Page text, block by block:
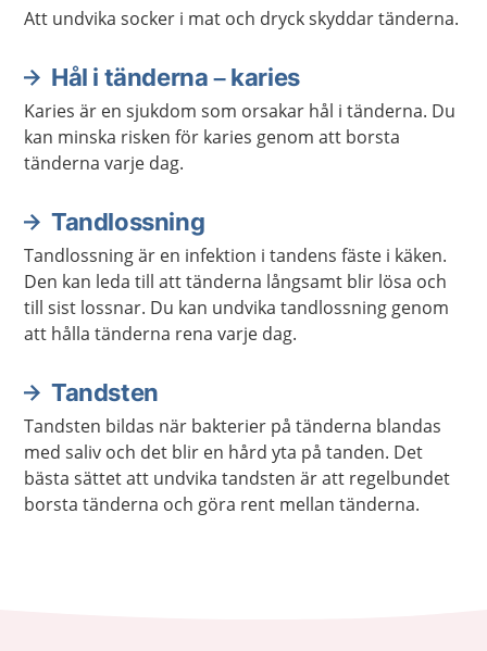
Att undvika socker i mat och dryck skyddar tänderna.
Hål i tänderna – karies
Karies är en sjukdom som orsakar hål i tänderna. Du
kan minska risken för karies genom att borsta
tänderna varje dag.
Tandlossning
Tandlossning är en infektion i tandens fäste i käken.
Den kan leda till att tänderna långsamt blir lösa och
till sist lossnar. Du kan undvika tandlossning genom
att hålla tänderna rena varje dag.
Tandsten
Tandsten bildas när bakterier på tänderna blandas
med saliv och det blir en hård yta på tanden. Det
bästa sättet att undvika tandsten är att regelbundet
borsta tänderna och göra rent mellan tänderna.